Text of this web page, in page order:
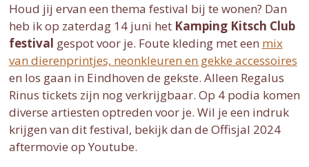
Houd jij ervan een thema festival bij te wonen? Dan
heb ik op zaterdag 14 juni het Kamping Kitsch Club
festival gespot voor je. Foute kleding met een mix
van dierenprintjes, neonkleuren en gekke accessoires
en los gaan in Eindhoven de gekste. Alleen Regalus
Rinus tickets zijn nog verkrijgbaar. Op 4 podia komen
diverse artiesten optreden voor je. Wil je een indruk
krijgen van dit festival, bekijk dan de Offisjal 2024
aftermovie op Youtube.